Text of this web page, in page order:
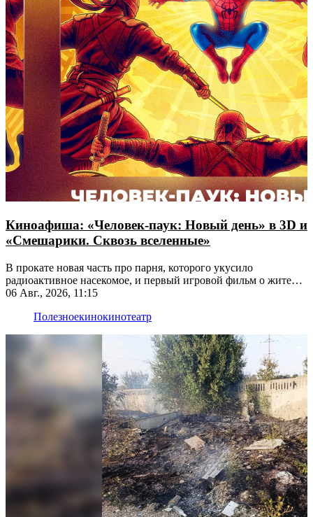
Киноафиша: «Человек-паук: Новый день» в 3D и
«Смешарики. Сквозь вселенные»
В прокате новая часть про парня, которого укусило
радиоактивное насекомое, и первый игровой фильм о жителях
Ромашковой долины
06 Авг., 2026, 11:15
Полезноекинокинотеатр